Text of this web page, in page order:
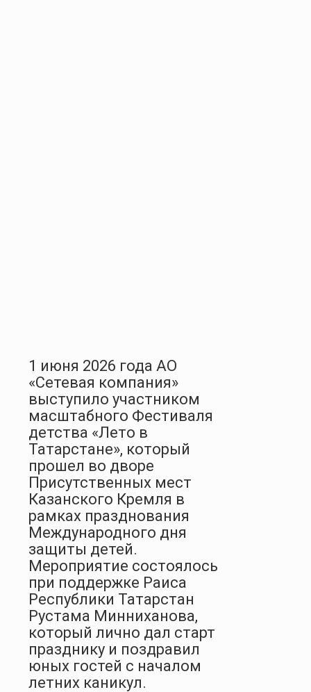
1 июня 2026 года АО
«Сетевая компания»
выступило участником
масштабного Фестиваля
детства «Лето в
Татарстане», который
прошел во дворе
Присутственных мест
Казанского Кремля в
рамках празднования
Международного дня
защиты детей.
Мероприятие состоялось
при поддержке Раиса
Республики Татарстан
Рустама Минниханова,
который лично дал старт
празднику и поздравил
юных гостей с началом
летних каникул.